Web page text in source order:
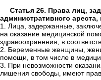
Статья 26. Права лиц,
административного
1. Лица, задержанные,
на оказание медицинской
здравоохранения, в
2. Беременные женщины,
помощи, в том числе в
3. При невозможности
лишения свободы, имеют